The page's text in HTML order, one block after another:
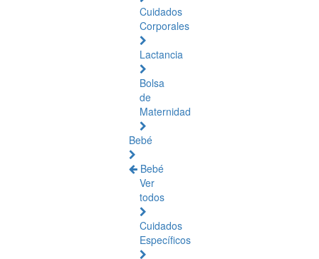
Cuidados
Corporales
Lactancia
Bolsa
de
Maternidad
Bebé
Bebé
Ver
todos
Cuidados
Específicos